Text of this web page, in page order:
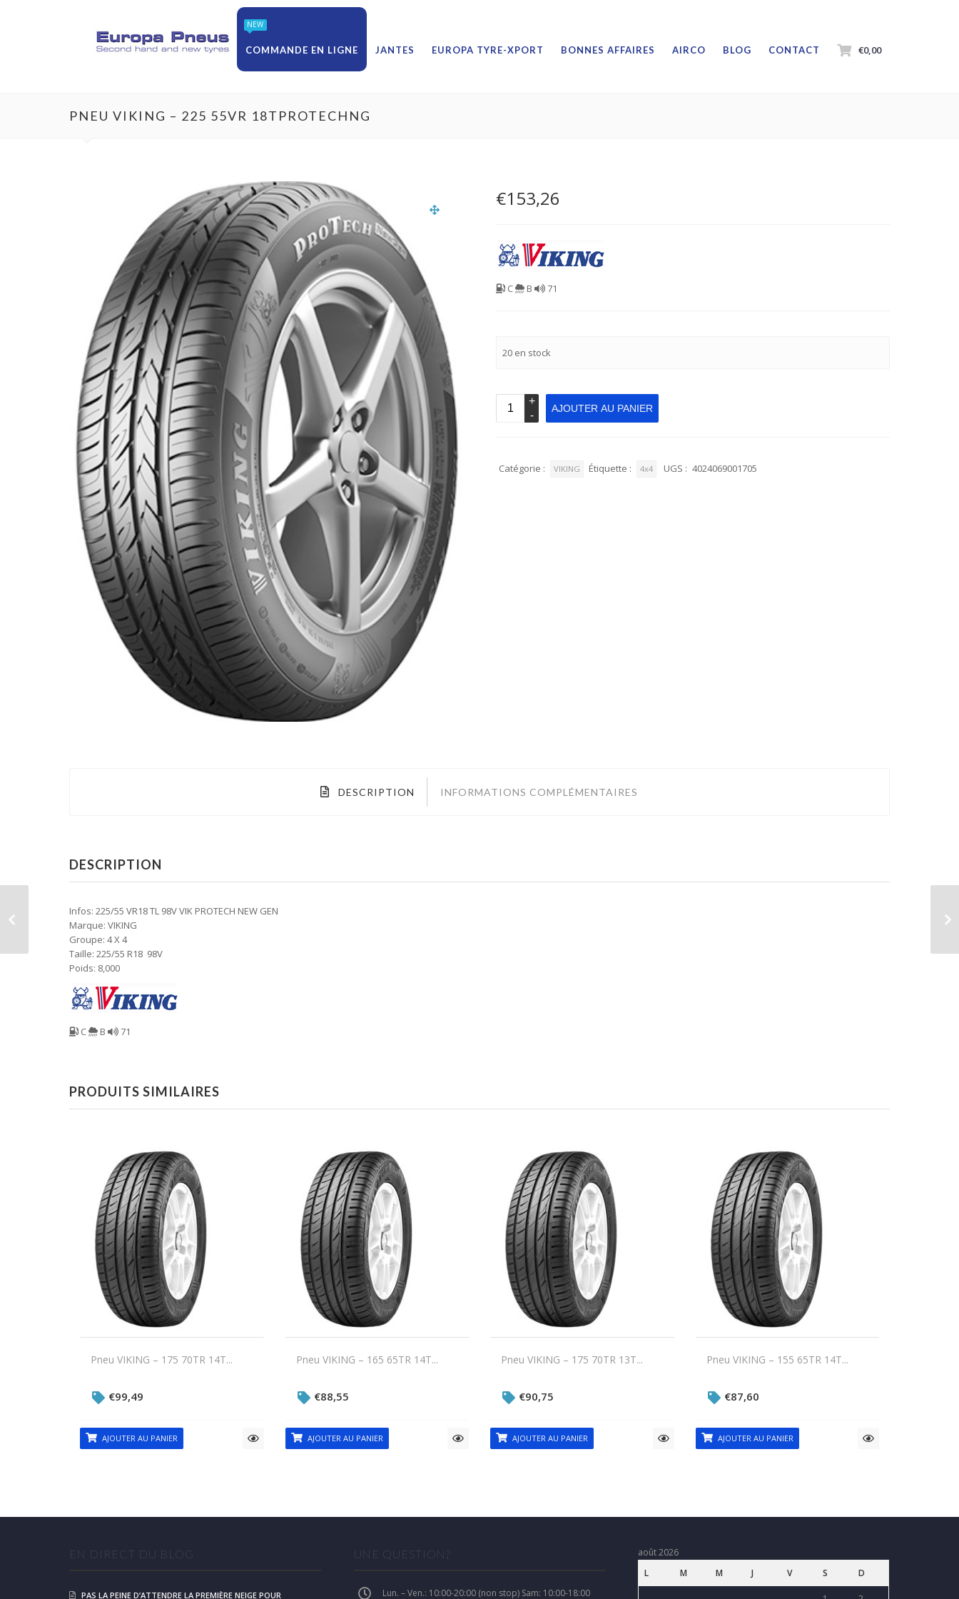
€0,00
NEW
COMMANDE EN LIGNE JANTES EUROPA TYRE-XPORT BONNES AFFAIRES AIRCO BLOG CONTACT
PNEU VIKING – 225 55VR 18TPROTECHNG
€153,26
C B 71
20 en stock
AJOUTER AU PANIER
Catégorie : VIKING Étiquette : 4x4 UGS : 4024069001705
DESCRIPTION INFORMATIONS COMPLÉMENTAIRES
DESCRIPTION
Infos: 225/55 VR18 TL 98V VIK PROTECH NEW GEN
Marque: VIKING
Groupe: 4 X 4
Taille: 225/55 R18 98V
Poids: 8,000
C B 71
PRODUITS SIMILAIRES
Pneu VIKING – 175 70TR 14T...
€99,49
AJOUTER AU PANIER
Pneu VIKING – 165 65TR 14T...
€88,55
AJOUTER AU PANIER
Pneu VIKING – 175 70TR 13T...
€90,75
AJOUTER AU PANIER
Pneu VIKING – 155 65TR 14T...
€87,60
AJOUTER AU PANIER
EN DIRECT DU BLOG
PAS LA PEINE D’ATTENDRE LA PREMIÈRE NEIGE POUR
UNE QUESTION?
Lun. – Ven.: 10:00-20:00 (non stop) Sam: 10:00-18:00
août 2026
L
M M J V S D